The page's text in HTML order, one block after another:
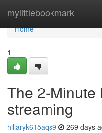
mylittlebookmark
Home
Home
1
The 2-Minute
streaming
hillaryk615aqs9 269 days